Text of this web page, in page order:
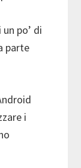
po’ di
parte
i